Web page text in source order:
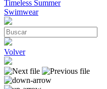
Timeless Summer
Swimwear
Volver